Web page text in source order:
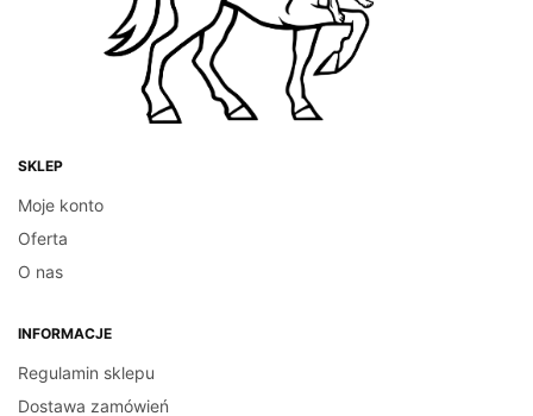
Brazylia Cerrado Drip
Bag 5szt
44.00 zł
DODAJ DO KOSZYKA
Gwatemala Santa Rosa
DOWIEDZ SIĘ WIĘCEJ
SKLEP
Moje konto
Oferta
O nas
INFORMACJE
Regulamin sklepu
Dostawa zamówień